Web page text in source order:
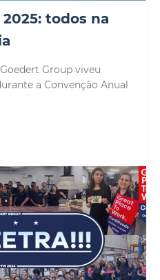
todos na
Group viveu
a Convenção Anual